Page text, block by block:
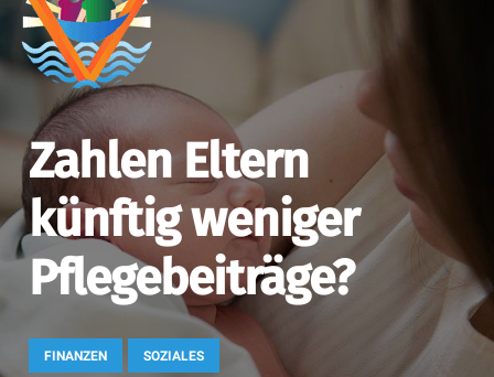
Zahlen Eltern
künftig weniger
Pflegebeiträge?
FINANZEN SOZIALES